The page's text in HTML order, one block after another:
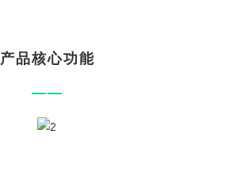
产品核心功能
——